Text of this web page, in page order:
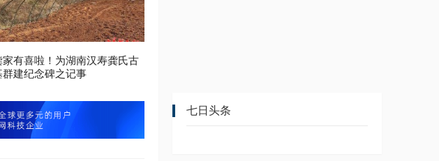
家有喜啦！为湖南汉寿龚氏古
群建纪念碑之记事
七日头条